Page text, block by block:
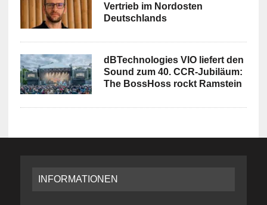
Vertrieb im Nordosten
Deutschlands
dBTechnologies VIO liefert den
Sound zum 40. CCR-Jubiläum:
The BossHoss rockt Ramstein
INFORMATIONEN